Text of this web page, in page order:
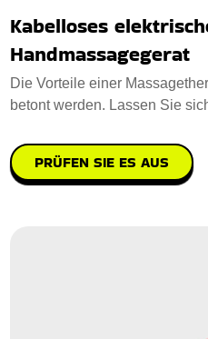
Kabelloses
Handmassagegerat
Die Vorteile einer
betont werden. Lassen Sie
PRÜFEN SIE ES AUS